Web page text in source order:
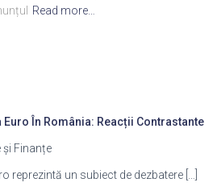
Read more…
Euro În România: Reacții Contrastante
și Finanțe
reprezintă un subiect de dezbatere